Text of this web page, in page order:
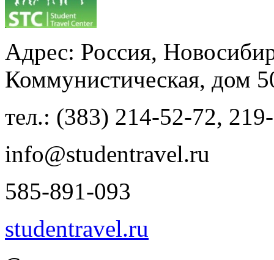
Адрес: Россия,
Коммунистическая, дом
тел.: (383) 214-52-72,
info@studentravel.ru
585-891-093
studentravel.ru